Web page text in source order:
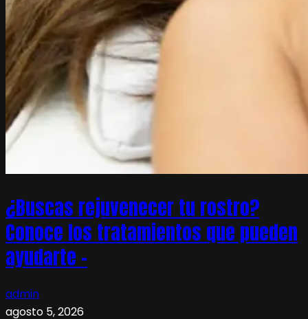
¿Buscas rejuvenecer tu rostro?
Conoce los tratamientos que pueden
ayudarte –
admin
agosto 5, 2026